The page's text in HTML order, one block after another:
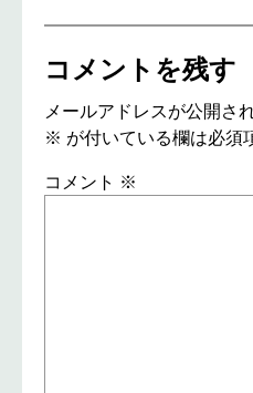
コメントを残す
メールアドレスが公開さ
※ が付いている欄は必須
コメント ※